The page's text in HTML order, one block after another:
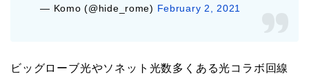
— Komo (@hide_rome) February 2, 2021
ビッグローブ光やソネット光数多くある光コラボ回線